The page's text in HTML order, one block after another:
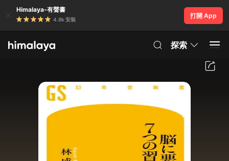
Himalaya-有聲書
4.8k 安裝
打開 App
探索